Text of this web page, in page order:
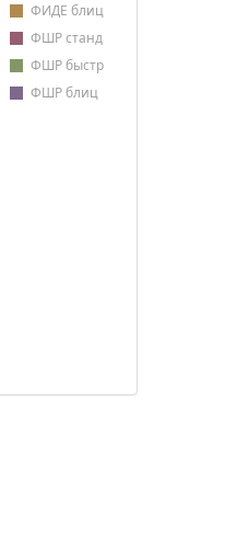
ФИДЕ блиц
ФШР станд
ФШР быстр
ФШР блиц